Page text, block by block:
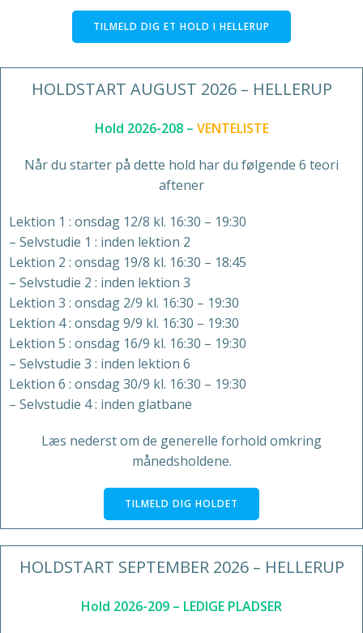
TILMELD DIG ET HOLD I HELLERUP
HOLDSTART AUGUST 2026 – HELLERUP
Hold 2026-208 – VENTELISTE
Når du starter på dette hold har du følgende 6 teori
aftener
Lektion 1 : onsdag 12/8 kl. 16:30 – 19:30
– Selvstudie 1 : inden lektion 2
Lektion 2 : onsdag 19/8 kl. 16:30 – 18:45
– Selvstudie 2 : inden lektion 3
Lektion 3 : onsdag 2/9 kl. 16:30 – 19:30
Lektion 4 : onsdag 9/9 kl. 16:30 – 19:30
Lektion 5 : onsdag 16/9 kl. 16:30 – 19:30
– Selvstudie 3 : inden lektion 6
Lektion 6 : onsdag 30/9 kl. 16:30 – 19:30
– Selvstudie 4 : inden glatbane
Læs nederst om de generelle forhold omkring
månedsholdene.
TILMELD DIG HOLDET
HOLDSTART SEPTEMBER 2026 – HELLERUP
Hold 2026-209 – LEDIGE PLADSER